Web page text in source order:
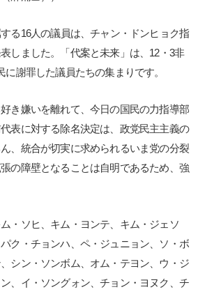
る16人の議員は、チャン・ドンヒョク指
しました。「代案と未来」は、12・3非
謝罪した議員たちの集まりです。
き嫌いを離れて、今日の国民の力指導部
表に対する除名決定は、政党民主主義の
、統合が切実に求められるいま党の分裂
の障壁となることは自明であるため、強
・ソヒ、キム・ヨンテ、キム・ジェソ
ク・チョンハ、ペ・ジュニョン、ソ・ボ
シン・ソンボム、オム・テヨン、ウ・ジ
、イ・ソングォン、チョン・ヨヌク、チ